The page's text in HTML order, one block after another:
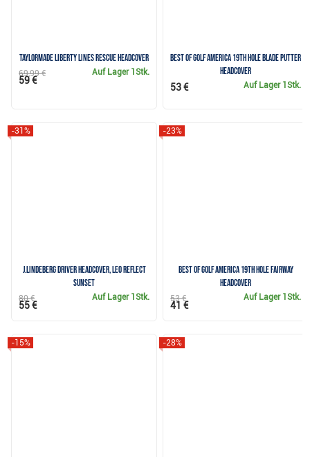
TaylorMade Liberty Lines Rescue Headcover
Auf Lager 1Stk.
69,99 €
59 €
Best of Golf America 19th Hole Blade Putter
Headcover
Auf Lager 1Stk.
53 €
J.Lindeberg Driver Headcover, leo reflect
sunset
-31%
Auf Lager 1Stk.
80 €
55 €
Best of Golf America 19th Hole Fairway
Headcover
-23%
Auf Lager 1Stk.
53 €
41 €
-15% -28%